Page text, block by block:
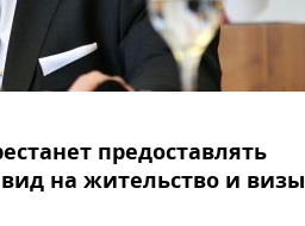
предоставлять
на жительство и визы